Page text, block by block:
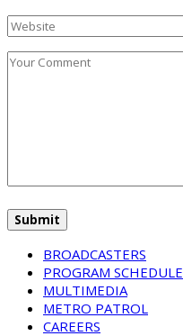
BROADCASTERS
PROGRAM SCHEDULE
MULTIMEDIA
METRO PATROL
CAREERS